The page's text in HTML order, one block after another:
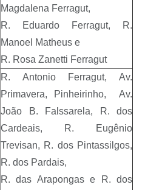
Magdalena Ferragut,
R. Eduardo Ferragut, R.
Manoel Matheus e
R. Rosa Zanetti Ferragut
R. Antonio Ferragut, Av.
Primavera, Pinheirinho, Av.
João B. Falssarela, R. dos
Cardeais, R. Eugênio
Trevisan, R. dos Pintassilgos,
R. dos Pardais,
R. das Arapongas e R. dos